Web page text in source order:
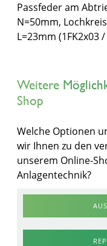
Passfeder am
N=50mm,
L=23mm (1FK2x03 /
Weitere
Shop
Welche Optionen
wir Ihnen zu den
unserem Online-
Anlagentechnik?